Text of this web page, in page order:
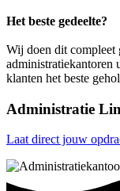
Het beste gedeelte?
Wij doen dit
administratiekantoren
klanten het beste
Administratie
Laat direct jouw